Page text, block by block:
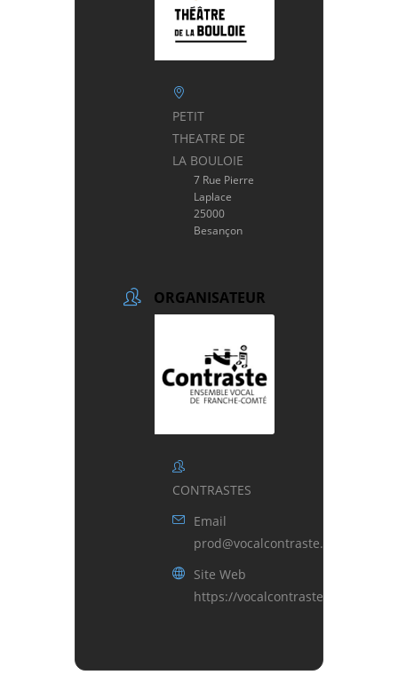
PETIT
THEATRE DE
LA BOULOIE
7 Rue Pierre
Laplace
25000
Besançon
ORGANISATEUR
CONTRASTES
Email
prod@vocalcontraste.fr
Site Web
https://vocalcontraste.fr/